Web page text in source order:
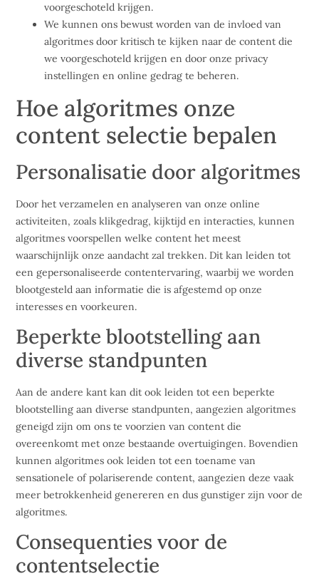
voorgeschoteld krijgen.
We kunnen ons bewust worden van de invloed van
algoritmes door kritisch te kijken naar de content die
we voorgeschoteld krijgen en door onze privacy
instellingen en online gedrag te beheren.
Hoe algoritmes onze
content selectie bepalen
Personalisatie door algoritmes
Door het verzamelen en analyseren van onze online
activiteiten, zoals klikgedrag, kijktijd en interacties, kunnen
algoritmes voorspellen welke content het meest
waarschijnlijk onze aandacht zal trekken. Dit kan leiden tot
een gepersonaliseerde contentervaring, waarbij we worden
blootgesteld aan informatie die is afgestemd op onze
interesses en voorkeuren.
Beperkte blootstelling aan
diverse standpunten
Aan de andere kant kan dit ook leiden tot een beperkte
blootstelling aan diverse standpunten, aangezien algoritmes
geneigd zijn om ons te voorzien van content die
overeenkomt met onze bestaande overtuigingen. Bovendien
kunnen algoritmes ook leiden tot een toename van
sensationele of polariserende content, aangezien deze vaak
meer betrokkenheid genereren en dus gunstiger zijn voor de
algoritmes.
Consequenties voor de
contentselectie